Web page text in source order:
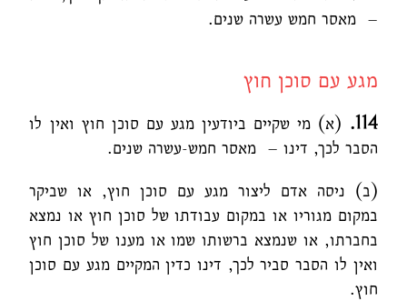
– מאסר חמש עשרה שנים.
מגע עם סוכן חוץ
114.
(א) מי שקיים ביודעין מגע עם סוכן חוץ ואין לו
הסבר לכך, דינו – מאסר חמש-עשרה שנים.
(ב) ניסה אדם ליצור מגע עם סוכן חוץ, או שביקר
במקום מגוריו או במקום עבודתו של סוכן חוץ או נמצא
בחברתו, או שנמצא ברשותו שמו או מענו של סוכן חוץ
ואין לו הסבר סביר לכך, דינו כדין המקיים מגע עם סוכן
חוץ.